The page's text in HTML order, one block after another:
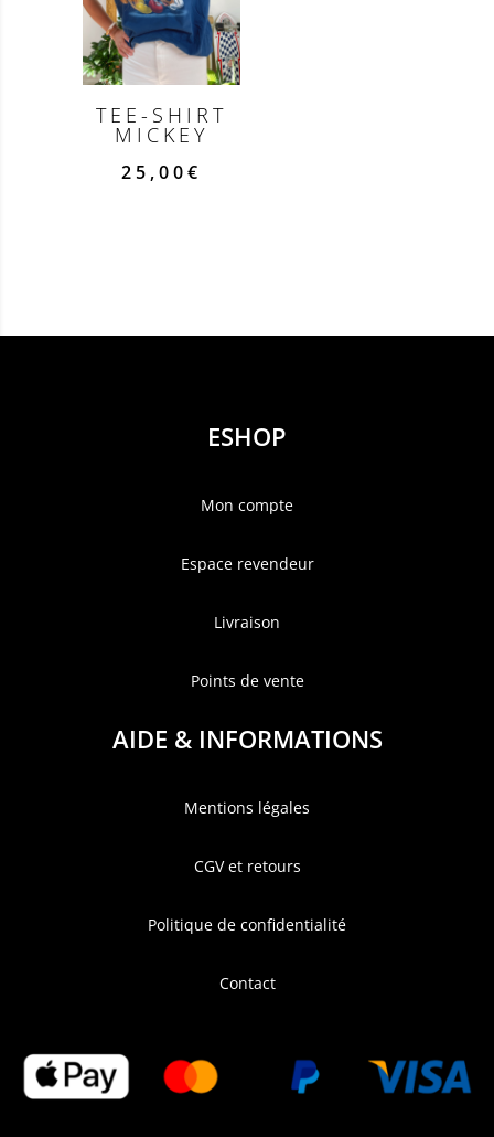
TEE-SHIRT
MICKEY
25,00€
ESHOP
Mon compte
Espace revendeur
Livraison
Points de vente
AIDE & INFORMATIONS
Mentions légales
CGV et retours
Politique de confidentialité
Contact